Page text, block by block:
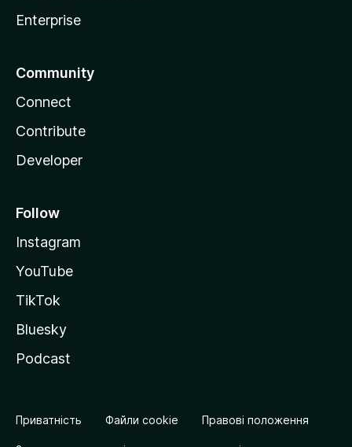
Enterprise
Community
Connect
Contribute
Developer
Follow
Instagram
YouTube
TikTok
Bluesky
Podcast
Приватність Файли cookie Правові положення